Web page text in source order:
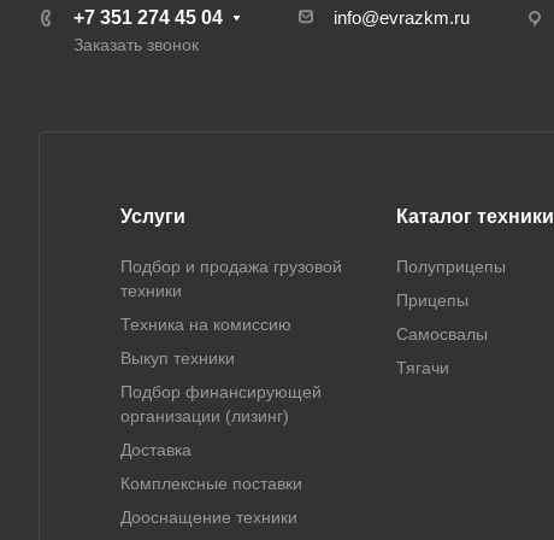
+7 351 274 45 04
Заказать звонок
info@evrazkm.ru
Услуги
Подбор и продажа грузовой
техники
Техника на комиссию
Выкуп техники
Подбор финансирующей
организации (лизинг)
Доставка
Комплексные поставки
Дооснащение техники
Каталог техники
Полуприцепы
Прицепы
Самосвалы
Тягачи